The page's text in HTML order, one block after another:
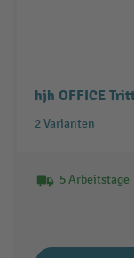
hjh OFFICE
2 Varianten
5 Arbeitstage